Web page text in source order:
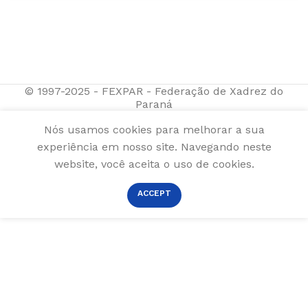
© 1997-2025 - FEXPAR - Federação de Xadrez do
Paraná
Nós usamos cookies para melhorar a sua
experiência em nosso site. Navegando neste
website, você aceita o uso de cookies.
ACCEPT